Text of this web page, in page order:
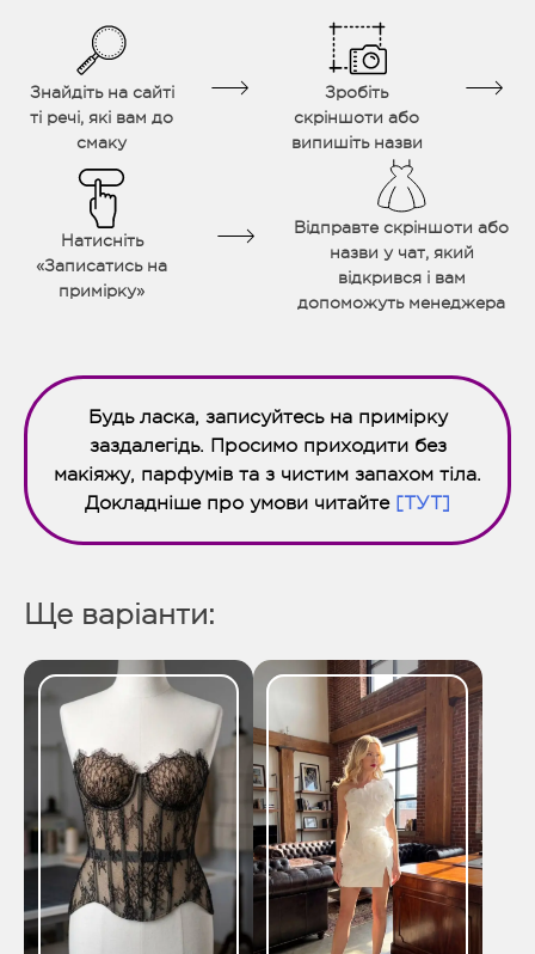
Знайдіть на сайті
ті речі, які вам до
смаку
Зробіть
скріншоти або
випишіть назви
Натисніть
«Записатись на
примірку»
Відправте скріншоти або
назви у чат, який
відкрився і вам
допоможуть менеджера
Будь ласка, записуйтесь на примірку
заздалегідь. Просимо приходити без
макіяжу, парфумів та з чистим запахом тіла.
Докладніше про умови читайте [ТУТ]
Ще варіанти: